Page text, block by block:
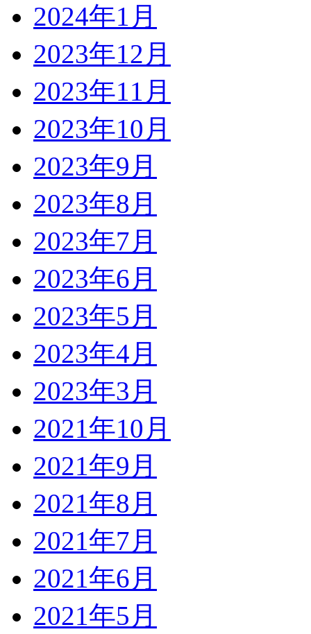
2024年1月
2023年12月
2023年11月
2023年10月
2023年9月
2023年8月
2023年7月
2023年6月
2023年5月
2023年4月
2023年3月
2021年10月
2021年9月
2021年8月
2021年7月
2021年6月
2021年5月